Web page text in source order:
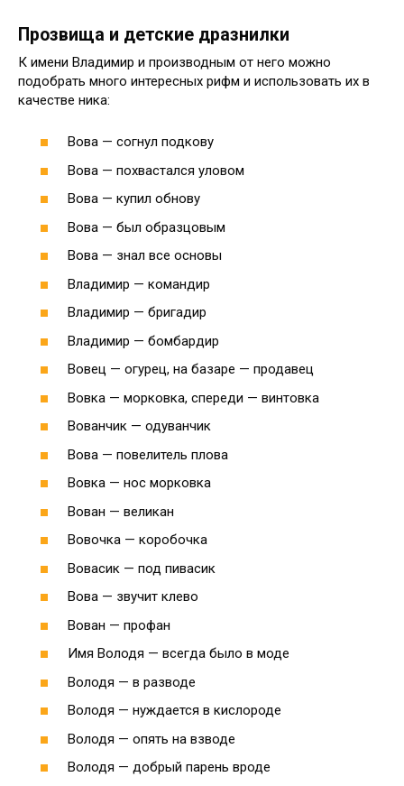
Прозвища и детские дразнилки
К имени Владимир и производным от него можно
подобрать много интересных рифм и использовать их в
качестве ника:
Вова — согнул подкову
Вова — похвастался уловом
Вова — купил обнову
Вова — был образцовым
Вова — знал все основы
Владимир — командир
Владимир — бригадир
Владимир — бомбардир
Вовец — огурец, на базаре — продавец
Вовка — морковка, спереди — винтовка
Вованчик — одуванчик
Вова — повелитель плова
Вовка — нос морковка
Вован — великан
Вовочка — коробочка
Вовасик — под пивасик
Вова — звучит клево
Вован — профан
Имя Володя — всегда было в моде
Володя — в разводе
Володя — нуждается в кислороде
Володя — опять на взводе
Володя — добрый парень вроде